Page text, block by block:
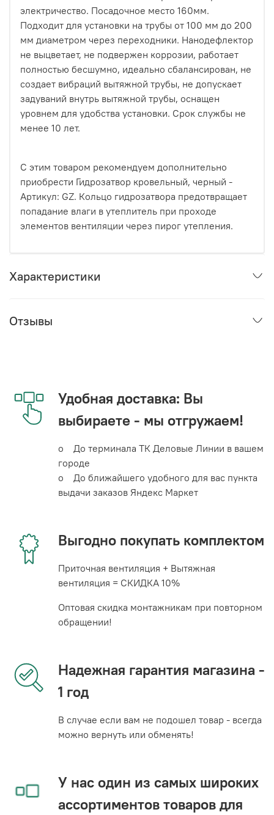
электричество. Посадочное место 160мм.
Подходит для установки на трубы от 100 мм до 200
мм диаметром через переходники. Нанодефлектор
не выцветает, не подвержен коррозии, работает
полностью бесшумно, идеально сбалансирован, не
создает вибраций вытяжной трубы, не допускает
задуваний внутрь вытяжной трубы, оснащен
уровнем для удобства установки. Срок службы не
менее 10 лет.
С этим товаром рекомендуем дополнительно
приобрести Гидрозатвор кровельный, черный -
Артикул: GZ. Кольцо гидрозатвора предотвращает
попадание влаги в утеплитель при проходе
элементов вентиляции через пирог утепления.
Характеристики
Отзывы
Удобная доставка: Вы
выбираете - мы отгружаем!
o До терминала ТК Деловые Линии в вашем
городе
o До ближайшего удобного для вас пункта
выдачи заказов Яндекс Маркет
Выгодно покупать комплектом
Приточная вентиляция + Вытяжная
вентиляция = СКИДКА 10%
Оптовая скидка монтажникам при повторном
обращении!
Надежная гарантия магазина -
1 год
В случае если вам не подошел товар - всегда
можно вернуть или обменять!
У нас один из самых широких
ассортиментов товаров для